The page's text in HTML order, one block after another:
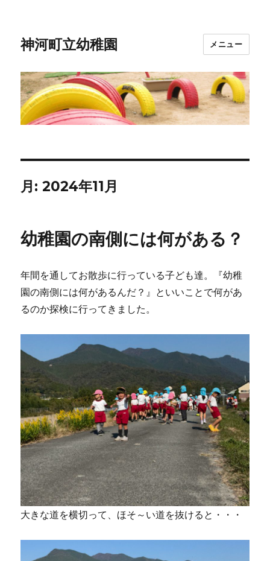
神河町立幼稚園 メニュー
月:2024年11月
幼稚園の南側には何がある？
年間を通してお散歩に行っている子ども達。『幼稚
園の南側には何があるんだ？』といいことで何があ
るのか探検に行ってきました。
大きな道を横切って、ほそ～い道を抜けると・・・